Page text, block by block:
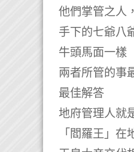
他們掌管之人
手下的七爺八
牛頭馬面一樣
兩者所管的事
最佳解答
地府管理人就
「閻羅王」